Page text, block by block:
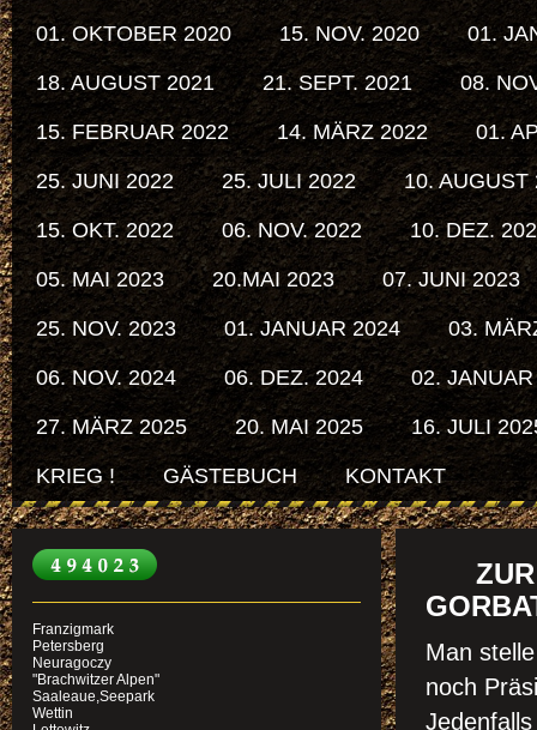
01. OKTOBER 2020 15. NOV. 2020 01.
18. AUGUST 2021 21. SEPT. 2021 08.
15. FEBRUAR 2022 14. MÄRZ 2022 01.
25. JUNI 2022 25. JULI 2022 10. AUGUST
15. OKT. 2022 06. NOV. 2022 10. DEZ.
05. MAI 2023 20.MAI 2023 07. JUNI 2023
25. NOV. 2023 01. JANUAR 2024 03.
06. NOV. 2024 06. DEZ. 2024 02.
27. MÄRZ 2025 20. MAI 2025 16. JULI
KRIEG ! GÄSTEBUCH KONTAKT
ZUR
Man
noch
Franzigmark
Petersberg
Neuragoczy
"Brachwitzer Alpen"
Saaleaue,Seepark
Wettin